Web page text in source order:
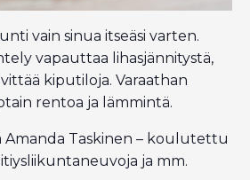
vain sinua itseäsi varten.
vapauttaa lihasjännitystä,
kiputiloja. Varaathan
rentoa ja lämmintä.
Amanda Taskinen – koulutettu
ja mm.